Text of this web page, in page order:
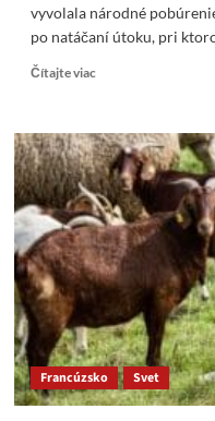
vyvolala národné
po natáčaní útoku, pri
Čítajte viacRead
Brutálna
vražda
francúzskeho
tínedžera
údajným
migrantským
gangom
vyvolala
národné
pobúrenie
Francúzsko Svet